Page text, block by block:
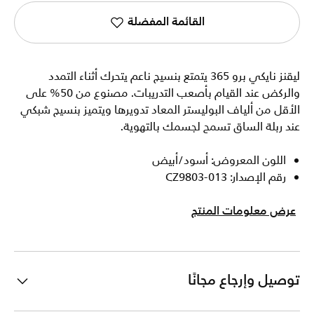
القائمة المفضلة
ليقنز نايكي برو 365 يتمتع بنسيج ناعم يتحرك أثناء التمدد
والركض عند القيام بأصعب التدريبات. مصنوع من 50% على
الأقل من ألياف البوليستر المعاد تدويرها ويتميز بنسيج شبكي
عند ربلة الساق تسمح لجسمك بالتهوية.
اللون المعروض: أسود/أبيض
رقم الإصدار: CZ9803-013
عرض معلومات المنتج
توصيل وإرجاع مجانًا